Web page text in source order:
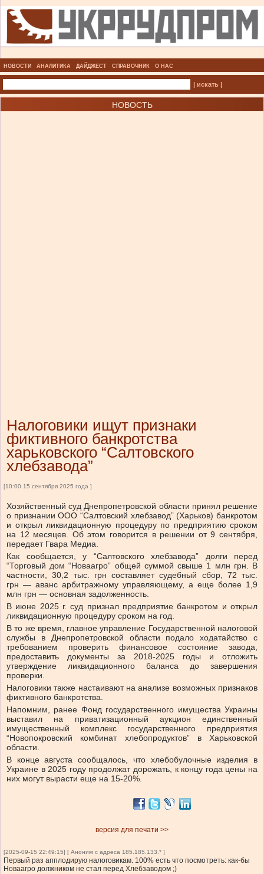
НОВОСТИ АНАЛИТИКА ДАЙДЖЕСТ СПРАВОЧНИК О НАС
| искать |
НОВОСТЬ
Налоговики ищут признаки
фиктивного банкротства
харьковского “Салтовского
хлебзавода”
[10:00 15 сентября 2025 года ]
Хозяйственный суд Днепропетровской области принял решение
о признании ООО “Салтовский хлебзавод” (Харьков) банкротом
и открыл ликвидационную процедуру по предприятию сроком
на 12 месяцев. Об этом говорится в решении от 9 сентября,
передает Гвара Медиа.
Как сообщается, у “Салтовского хлебзавода” долги перед
“Торговый дом “Новаагро” общей суммой свыше 1 млн грн. В
частности, 30,2 тыс. грн составляет судебный сбор, 72 тыс.
грн — аванс арбитражному управляющему, а еще более 1,9
млн грн — основная задолженность.
В июне 2025 г. суд признал предприятие банкротом и открыл
ликвидационную процедуру сроком на год.
В то же время, главное управление Государственной налоговой
службы в Днепропетровской области подало ходатайство с
требованием проверить финансовое состояние завода,
предоставить документы за 2018-2025 годы и отложить
утверждение ликвидационного баланса до завершения
проверки.
Налоговики также настаивают на анализе возможных признаков
фиктивного банкротства.
Напомним, ранее Фонд государственного имущества Украины
выставил на приватизационный аукцион единственный
имущественный комплекс государственного предприятия
“Новопокровский комбинат хлебопродуктов” в Харьковской
области.
В конце августа сообщалось, что хлебобулочные изделия в
Украине в 2025 году продолжат дорожать, к концу года цены на
них могут вырасти еще на 15-20%.
версия для печати >>
[2025-09-15 22:49:15] [ Аноним с адреса 185.185.133.* ]
Первый раз апплодирую налоговикам. 100% есть что посмотреть: как-бы
Новаагро должником не стал перед Хлебзаводом ;)